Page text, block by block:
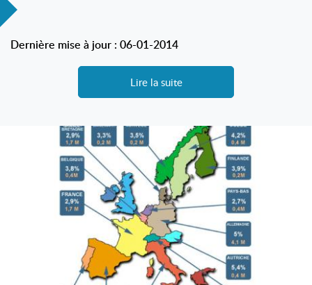
Dernière mise à jour : 06-01-2014
Lire la suite